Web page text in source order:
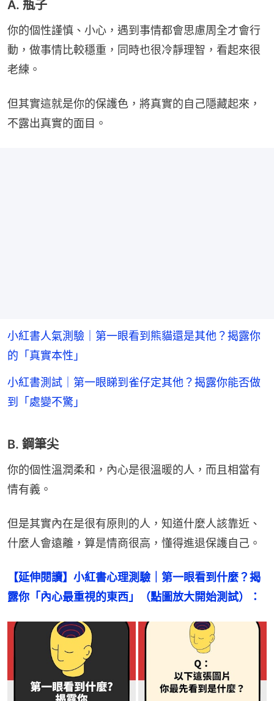
A. 瓶子
你的個性謹慎、小心，遇到事情都會思慮周全才會行
動，做事情比較穩重，同時也很冷靜理智，看起來很
老練。
但其實這就是你的保護色，將真實的自己隱藏起來，
不露出真實的面目。
小紅書人氣測驗｜第一眼看到熊貓還是其他？揭露你
的「真實本性」
小紅書測試｜第一眼睇到雀仔定其他？揭露你能否做
到「處變不驚」
B. 鋼筆尖
你的個性溫潤柔和，內心是很溫暖的人，而且相當有
情有義。
但是其實內在是很有原則的人，知道什麼人該靠近、
什麼人會遠離，算是情商很高，懂得進退保護自己。
【延伸閱讀】小紅書心理測驗｜第一眼看到什麼？揭
露你「內心最重視的東西」（點圖放大開始測試）：